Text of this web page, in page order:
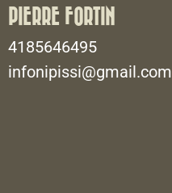
PIERRE FORTIN
4185646495
infonipissi@gmail.com